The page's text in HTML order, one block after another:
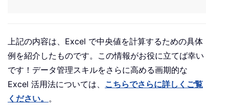
上記の内容は、Excel で中央値を計算するための具体
例を紹介したものです。この情報がお役に立てば幸い
です！データ管理スキルをさらに高める画期的な
Excel 活用法については、 こちらでさらに詳しくご覧
ください。 。